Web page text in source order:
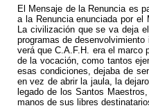
El Mensaje de la Renuncia es
a la Renuncia enunciada por el
La civilización que se va deja
programas de
verá que C.A.F.H. era el marco
de la vocación, como tantos
esas condiciones, dejaba de
en vez de abrir la jaula, la
legado de los Santos
manos de sus libres